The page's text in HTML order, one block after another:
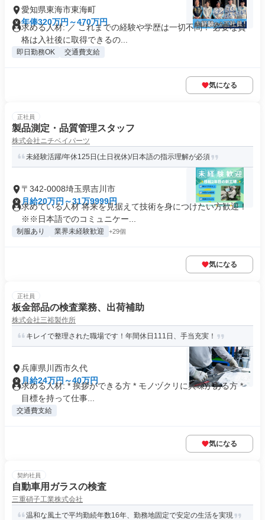
愛知県東海市東海町
年俸320万円～470万円
求める人材: ／ これまでの経験や学歴は一切不問！ 必要な資
格は入社後に取得できるの...
即日勤務OK 交通費支給
気になる
正社員
製品測定・品質管理スタッフ
株式会社ニチベイパーツ
未経験活躍/年休125日(土日祝休)/日本語の指示理解が必須
〒342-0008埼玉県吉川市
月給20万円～31万9999円
求めている人材 将来を見据えて技術を身につけたい方歓迎！
※※日本語でのコミュニケー...
制服あり 業界未経験歓迎 +29個
気になる
正社員
板金部品の検査業務、出荷補助
株式会社三裕製作所
キレイで整理された職場です！年間休日111日、手当充実！
兵庫県川西市久代
月給24万円～40万円
求める人材: * 挨拶ができる方 * モノヅクリに興味がある方 *
目標を持って仕事...
交通費支給
気になる
契約社員
自動車用ガラスの検査
三重硝子工業株式会社
温和な風土で平均勤続年数16年、勤務地固定で安定の生活を実現